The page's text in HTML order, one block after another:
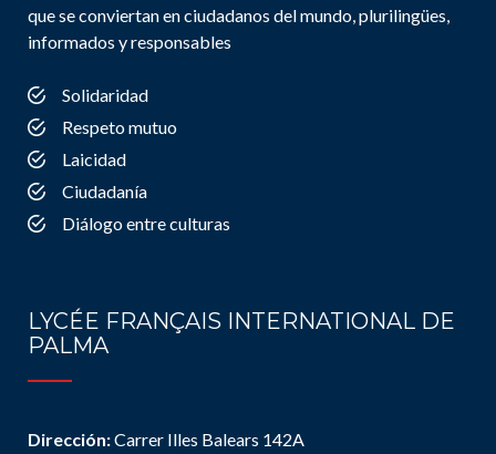
que se conviertan en ciudadanos del mundo, plurilingües,
informados y responsables
Solidaridad
Respeto mutuo
Laicidad
Ciudadanía
Diálogo entre culturas
LYCÉE FRANÇAIS INTERNATIONAL DE
PALMA
Dirección:Carrer Illes Balears 142A